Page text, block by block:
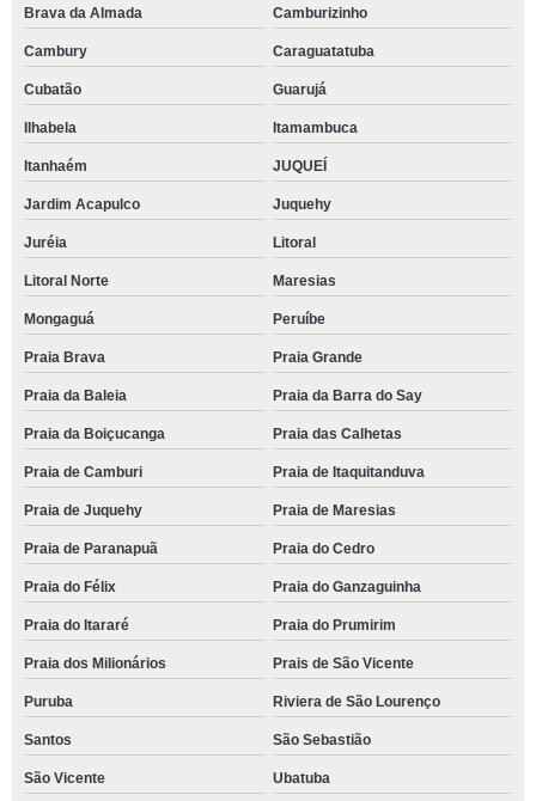
Brava da Almada Camburizinho
Cambury Caraguatatuba
Cubatão Guarujá
Ilhabela Itamambuca
Itanhaém JUQUEÍ
Jardim Acapulco Juquehy
Juréia Litoral
Litoral Norte Maresias
Mongaguá Peruíbe
Praia Brava Praia Grande
Praia da Baleia Praia da Barra do Say
Praia da Boiçucanga Praia das Calhetas
Praia de Camburi Praia de Itaquitanduva
Praia de Juquehy Praia de Maresias
Praia de Paranapuã Praia do Cedro
Praia do Félix Praia do Ganzaguinha
Praia do Itararé Praia do Prumirim
Praia dos Milionários Prais de São Vicente
Puruba Riviera de São Lourenço
Santos São Sebastião
São Vicente Ubatuba